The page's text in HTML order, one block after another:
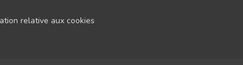
relative aux cookies